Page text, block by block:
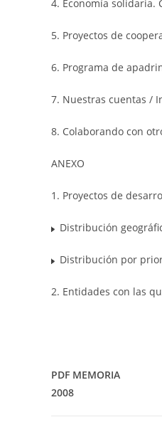
4. Economía solidaria.
5. Proyectos de
6. Programa de
7. Nuestras cuentas /
8. Colaborando con
ANEXO
1. Proyectos de
Distribución
Distribución por
2. Entidades con las
PDF MEMORIA
2008